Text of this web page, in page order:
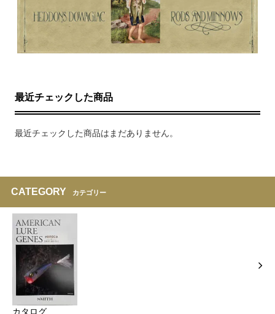
最近チェックした商品
最近チェックした商品はまだありません。
CATEGORY カテゴリー
カタログ